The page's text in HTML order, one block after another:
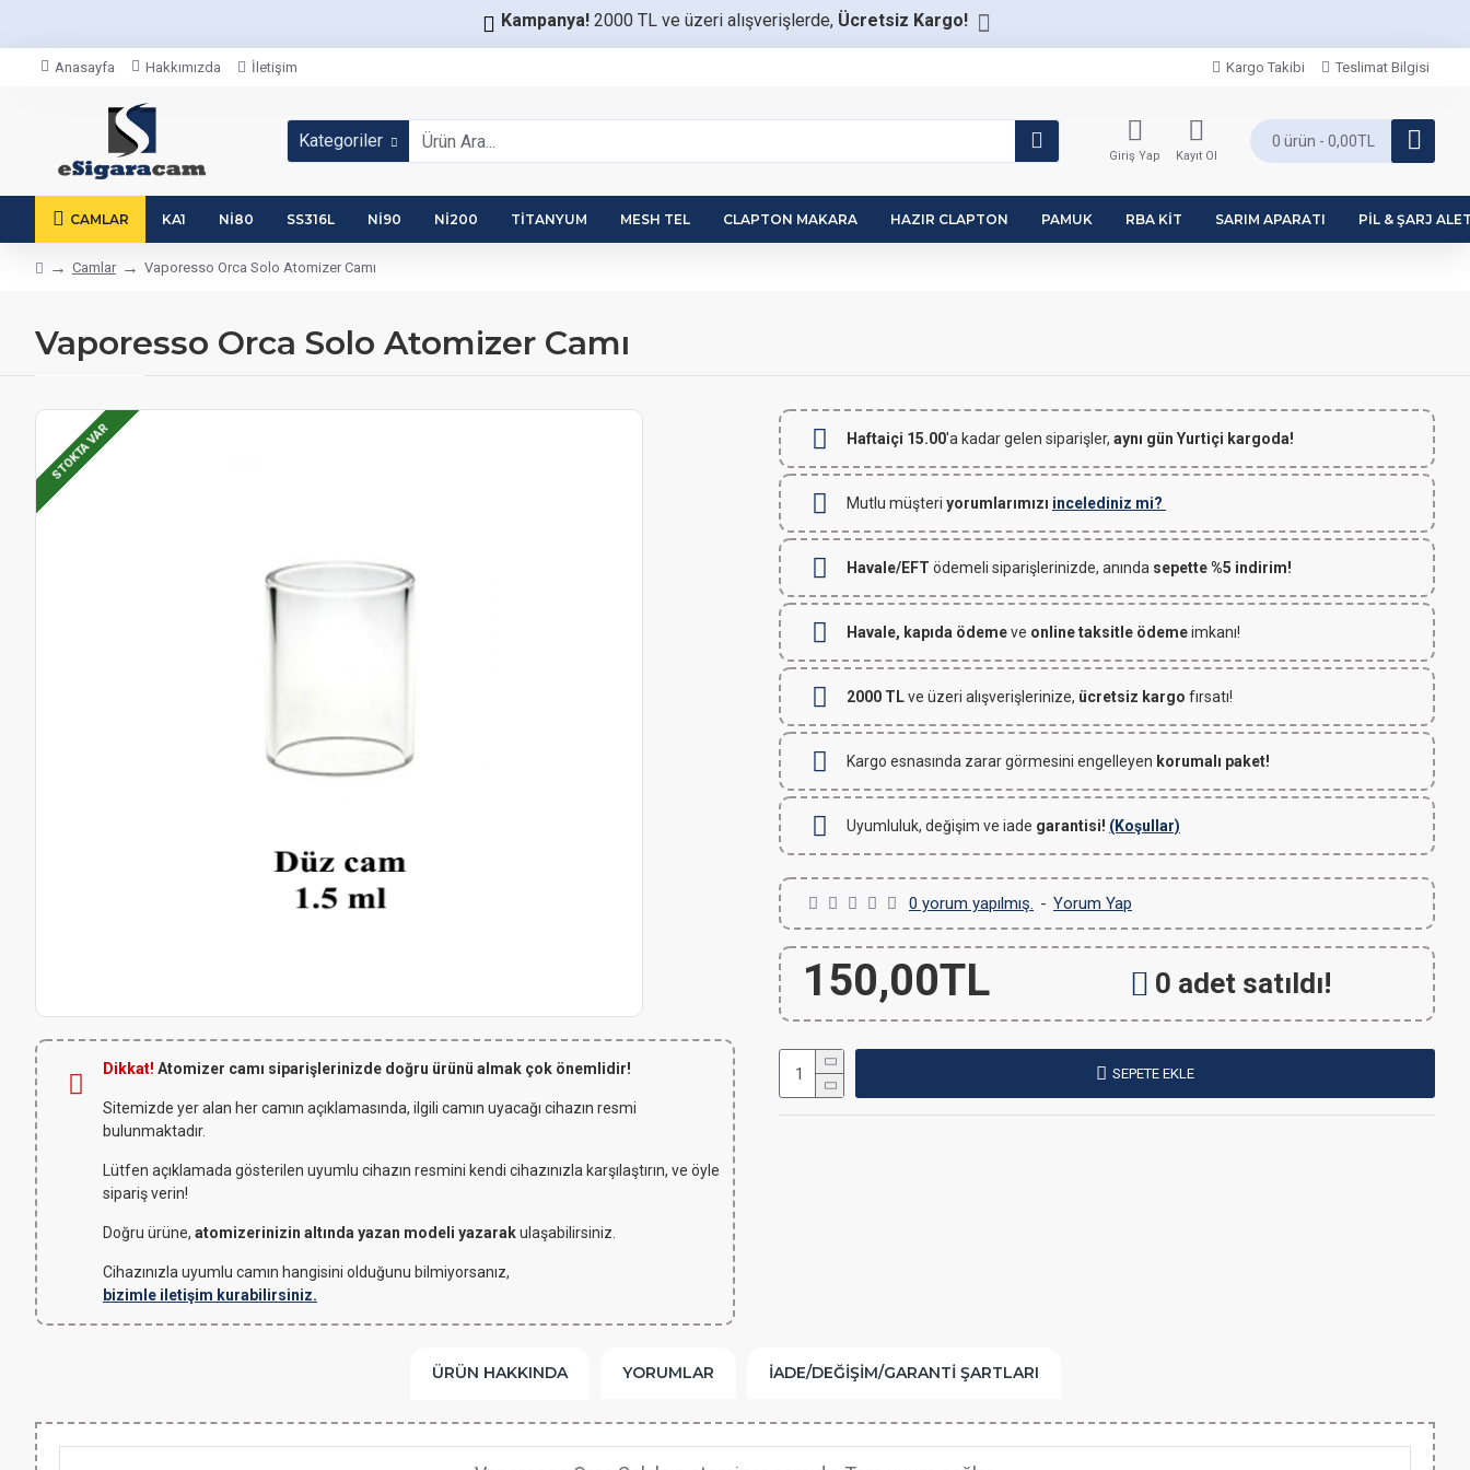
Kampanya! 2000 TL ve üzeri alışverişlerde, Ücretsiz Kargo!
Anasayfa Hakkımızda İletişim Kargo Takibi Teslimat Bilgisi
Kategoriler
Giriş Yap Kayıt Ol
0 ürün - 0,00TL
CAMLAR KA1 NI80 SS316L NI90 NI200 TITANYUM MESH TEL CLAPTON MAKARA HAZIR CLAPTON PAMUK RBA KIT SARIM APARATI PIL & ŞARJ
Camlar Vaporesso Orca Solo Atomizer Camı
Vaporesso Orca Solo Atomizer Camı
STOKTA VAR
Dikkat! Atomizer camı siparişlerinizde doğru ürünü almak çok önemlidir!
Sitemizde yer alan her camın açıklamasında, ilgili camın uyacağı cihazın resmi
bulunmaktadır.
Lütfen açıklamada gösterilen uyumlu cihazın resmini kendi cihazınızla karşılaştırın, ve öyle
sipariş verin!
Doğru ürüne, atomizerinizin altında yazan modeli yazarakulaşabilirsiniz.
Cihazınızla uyumlu camın hangisini olduğunu bilmiyorsanız,
bizimle iletişim kurabilirsiniz.
Haftaiçi 15.00'a kadar gelen siparişler, aynı gün Yurtiçi kargoda!
Mutlu müşteri yorumlarımızı incelediniz mi?
Havale/EFT ödemeli siparişlerinizde, anında sepette %5 indirim!
Havale, kapıda ödemeve online taksitle ödemeimkanı!
2000 TLve üzeri alışverişlerinize, ücretsiz kargo fırsatı!
Kargo esnasında zarar görmesini engelleyen korumalı paket!
Uyumluluk, değişim ve iade garantisi! (Koşullar)
0 yorum yapılmış. - Yorum Yap
150,00TL 0 adet satıldı!
SEPETE EKLE
ÜRÜN HAKKINDA YORUMLAR İADE/DEĞIŞIM/GARANTI ŞARTLARI